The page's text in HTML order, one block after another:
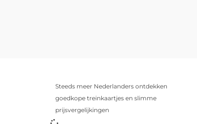
Steeds meer Nederlanders ontdekken
goedkope treinkaartjes en slimme
prijsvergelijkingen